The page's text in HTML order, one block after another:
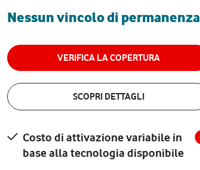
Nessun vincolo di permanenza
VERIFICA LA COPERTURA
SCOPRI DETTAGLI
Costo di attivazione variabile in
base alla tecnologia disponibile